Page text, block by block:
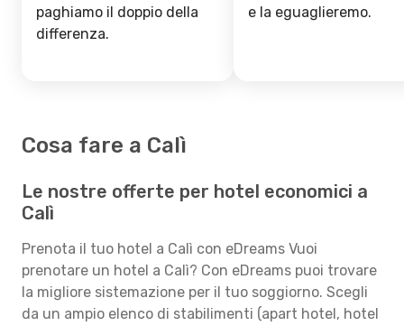
paghiamo il doppio della
differenza.
e la eguaglieremo.
Cosa fare a Calì
Le nostre offerte per hotel economici a
Calì
Prenota il tuo hotel a Calì con eDreams Vuoi
prenotare un hotel a Calì? Con eDreams puoi trovare
la migliore sistemazione per il tuo soggiorno. Scegli
da un ampio elenco di stabilimenti (apart hotel, hotel